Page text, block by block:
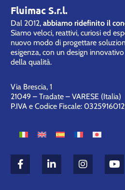
Fluimac S.r.l.
Dal 2012,abbiamo ridefinito il
Siamo veloci, reattivi, curiosi ed
nuovo modo di progettare
esigenza, con un design
della qualità.
Via Brescia, 1
21049 – Tradate – VARESE (Italia)
P.IVA e Codice Fiscale: